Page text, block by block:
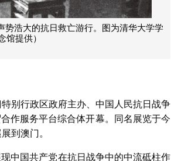
势浩大的抗日救亡游行。图为清华大学学
馆提供）
别行政区政府主办、中国人民抗日战争
作服务平台综合体开幕。同名展览于今
到澳门。
中国共产党在抗日战争中的中流砥柱作